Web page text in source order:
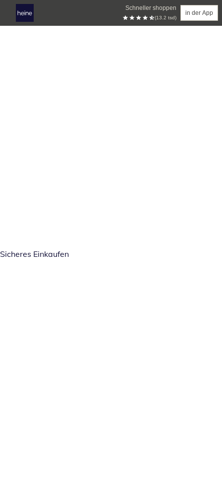
Schneller shoppen
(13.2 tsd)
in der App
Sicheres Einkaufen